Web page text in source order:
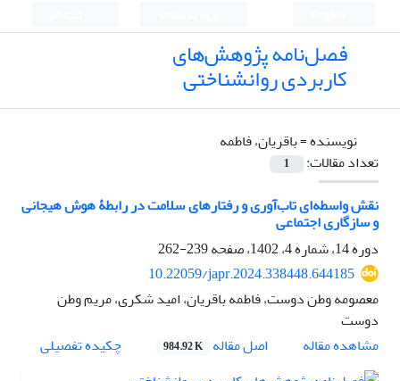
فصل‌نامه پژوهش‌های
کاربردی روانشناختی
نویسنده =باقریان، فاطمه
تعداد مقالات:
1
نقش واسطه‌ای تاب‌آوری و رفتارهای سلامت در رابطۀ هوش هیجانی
و سازگاری اجتماعی
دوره 14، شماره 4، 1402، صفحه
239-262
10.22059/japr.2024.338448.644185
معصومه وطن دوست، فاطمه باقریان، امید شکری، مریم وطن
دوست
مشاهده مقاله
اصل مقاله 984.92 K چکیده تفصیلی